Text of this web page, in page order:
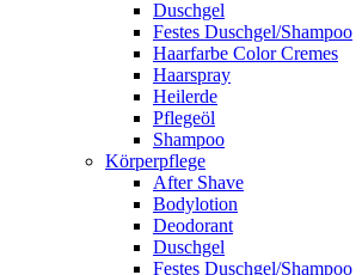
Duschgel
Festes Duschgel/Shampoo
Haarfarbe Color Cremes
Haarspray
Heilerde
Pflegeöl
Shampoo
Körperpflege
After Shave
Bodylotion
Deodorant
Duschgel
Festes Duschgel/Shampoo